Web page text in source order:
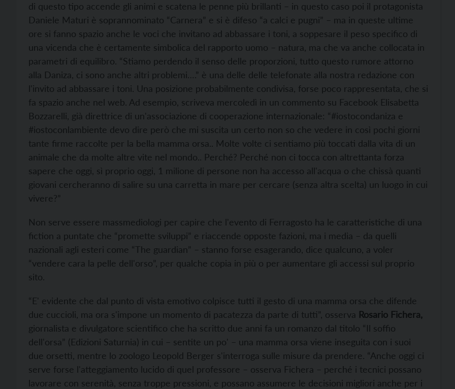
di questo tipo accende gli animi e scatena le penne più brillanti – in questo caso poi il protagonista
Daniele Maturi è soprannominato “Carnera” e si è difeso “a calci e pugni” – ma in queste ultime
ore si fanno spazio anche le voci che invitano ad abbassare i toni, a soppesare il peso specifico di
una vicenda che è certamente simbolica del rapporto uomo – natura, ma che va anche collocata in
parametri di equilibro. “Stiamo perdendo il senso delle proporzioni, tutto questo rumore attorno
alla Daniza, ci sono anche altri problemi….” è una delle delle telefonate alla nostra redazione con
l'invito ad abbassare i toni. Una posizione probabilmente condivisa, forse poco rappresentata, che si
fa spazio anche nel web. Ad esempio, scriveva mercoledì in un commento su Facebook Elisabetta
Bozzarelli, già direttrice di un'associazione di cooperazione internazionale: “#iostocondaniza e
#iostoconlambiente devo dire però che mi suscita un certo non so che vedere in così pochi giorni
tante firme raccolte per la bella mamma orsa.. Molte volte ci sentiamo più toccati dalla vita di un
animale che da molte altre vite nel mondo.. Perché? Perché non ci tocca con altrettanta forza
sapere che oggi, sì proprio oggi, 1 milione di persone non ha accesso all'acqua o che chissà quanti
giovani cercheranno di salire su una carretta in mare per cercare (senza altra scelta) un luogo in cui
vivere?”
Non serve essere massmediologi per capire che l'evento di Ferragosto ha le caratteristiche di una
fiction a puntate che “promette sviluppi” e riaccende opposte fazioni, ma i media – da quelli
nazionali agli esteri come “The guardian” – stanno forse esagerando, dice qualcuno, a voler
“vendere cara la pelle dell'orso”, per qualche copia in più o per aumentare gli accessi sul proprio
sito.
“E' evidente che dal punto di vista emotivo colpisce tutti il gesto di una mamma orsa che difende
due cuccioli, ma ora s'impone un momento di pacatezza da parte di tutti”, osserva Rosario Fichera,
giornalista e divulgatore scientifico che ha scritto due anni fa un romanzo dal titolo “Il soffio
dell'orsa” (Edizioni Saturnia) in cui – sentite un po' – una mamma orsa viene inseguita con i suoi
due orsetti, mentre lo zoologo Leopold Berger s'interroga sulle misure da prendere. “Anche oggi ci
serve forse l'atteggiamento lucido di quel professore – osserva Fichera – perché i tecnici possano
lavorare con serenità, senza troppe pressioni, e possano assumere le decisioni migliori anche per i